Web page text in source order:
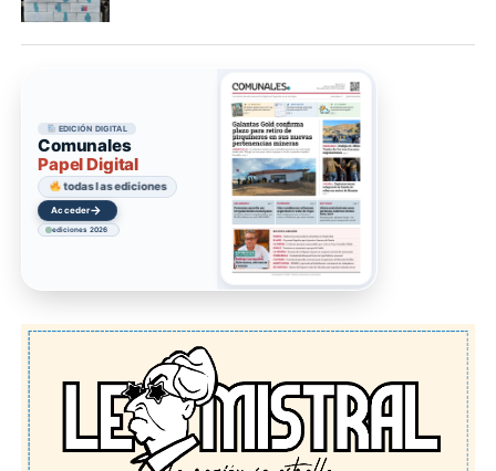
EDICIÓN DIGITAL
Comunales
Papel Digital
todas las ediciones
Acceder→
ediciones 2026